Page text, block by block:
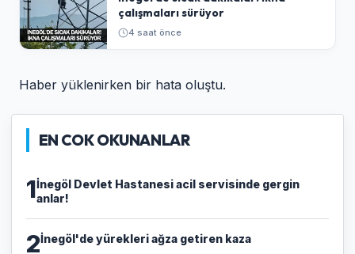
çalışmaları sürüyor
4 saat önce
Haber yüklenirken bir hata oluştu.
EN COK OKUNANLAR
1İnegöl Devlet Hastanesi acil servisinde gergin
anlar!
2İnegöl'de yürekleri ağza getiren kaza